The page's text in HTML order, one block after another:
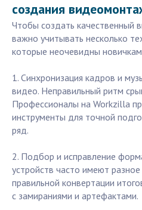
создания
Чтобы создать качественный
важно учитывать несколько
которые неочевидны
1. Синхронизация кадров и
видео. Неправильный ритм
Профессионалы на Workzilla
инструменты для точной
ряд.
2. Подбор и исправление
устройств часто имеют
правильной конвертации
с замираниями и артефактами.